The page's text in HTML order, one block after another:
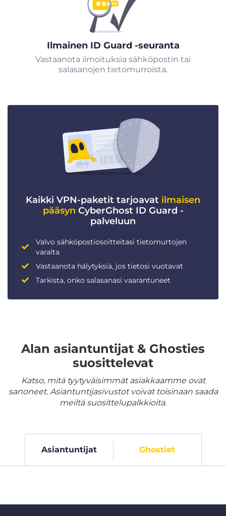
Ilmainen ID Guard -seuranta
Vastaanota ilmoituksia sähköpostin tai
salasanojen tietomurroista.
Kaikki VPN-paketit tarjoavat ilmaisen
pääsyn CyberGhost ID Guard -
palveluun
Valvo sähköpostiosoitteitasi tietomurtojen
varalta
Vastaanota hälytyksiä, jos tietosi vuotavat
Tarkista, onko salasanasi vaarantuneet
Alan asiantuntijat & Ghosties
suosittelevat
Katso, mitä tyytyväisimmät asiakkaamme ovat
sanoneet. Asiantuntijasivustot voivat toisinaan saada
meiltä suosittelupalkkioita.
Asiantuntijat Ghostiet